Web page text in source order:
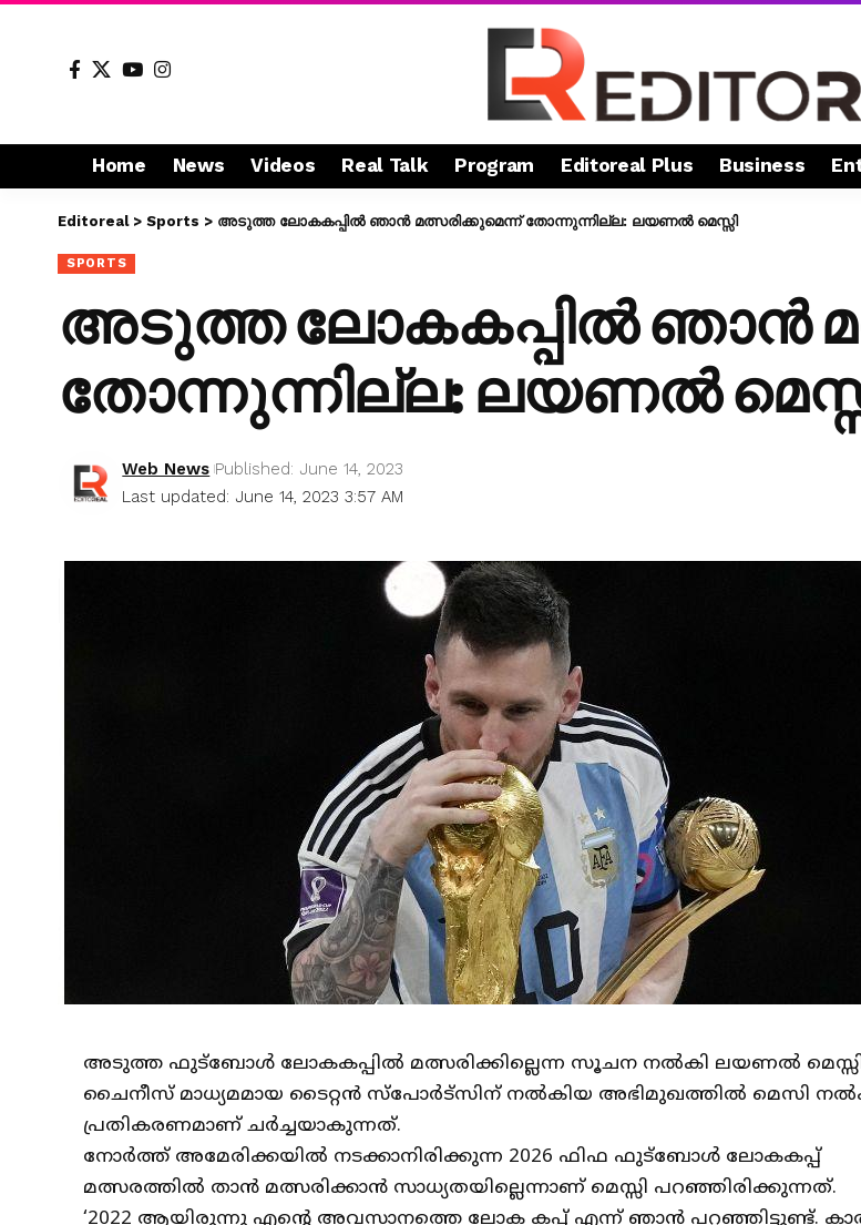
Home News Videos Real Talk Program Editoreal Plus Business
Editoreal> Sports > അടുത്ത ലോകകപ്പില്‍ ഞാന്‍ മത്സരിക്കുമെന്ന് തോന്നുന്നില്ല: ലയണല്‍ മെസ്സി
SPORTS
അടുത്ത ലോകകപ്പില്‍ ഞാന്‍
തോന്നുന്നില്ല: ലയണല്‍
Last updated: June 14, 2023 3:57 AM
Web News Published: June 14, 2023
അടുത്ത ഫുട്‌ബോള്‍ ലോകകപ്പില്‍ മത്സരിക്കില്ലെന്ന സൂചന നല്‍കി ലയണല്‍
ചൈനീസ് മാധ്യമമായ ടൈറ്റന്‍ സ്‌പോര്‍ട്‌സിന് നല്‍കിയ അഭിമുഖത്തില്‍ മെസി
പ്രതികരണമാണ് ചര്‍ച്ചയാകുന്നത്.
നോര്‍ത്ത് അമേരിക്കയില്‍ നടക്കാനിരിക്കുന്ന 2026 ഫിഫ ഫുട്‌ബോള്‍ ലോകകപ്പ്
മത്സരത്തില്‍ താന്‍ മത്സരിക്കാന്‍ സാധ്യതയില്ലെന്നാണ് മെസ്സി പറഞ്ഞിരിക്കുന്നത്.
‘2022 ആയിരുന്നു എന്റെ അവസാനത്തെ ലോക കപ്പ് എന്ന് ഞാന്‍ പറഞ്ഞിട്ടുണ്ട്.